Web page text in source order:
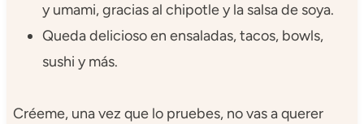
y umami, gracias al chipotle y la salsa de soya.
Queda delicioso en ensaladas, tacos, bowls,
sushi y más.
Créeme, una vez que lo pruebes, no vas a querer